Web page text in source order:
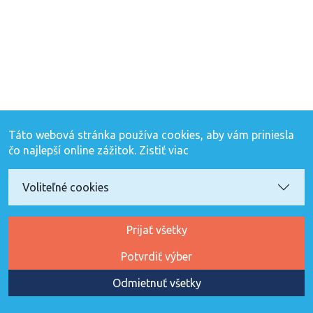
Táto webová stránka používa cookies, aby vám priniesla
čo najlepší online zážitok. Zistiť viac
Voliteľné cookies
Prijať všetky
Potvrdiť výber
Odmietnuť všetky